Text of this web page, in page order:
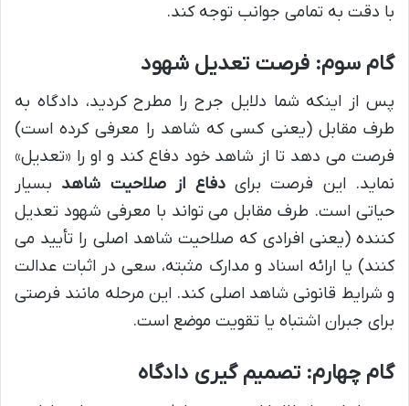
با دقت به تمامی جوانب توجه کند.
گام سوم: فرصت تعدیل شهود
پس از اینکه شما دلایل جرح را مطرح کردید، دادگاه به
طرف مقابل (یعنی کسی که شاهد را معرفی کرده است)
فرصت می دهد تا از شاهد خود دفاع کند و او را «تعدیل»
نماید. این فرصت برایدفاع از صلاحیت شاهد بسیار
حیاتی است. طرف مقابل می تواند با معرفی شهود تعدیل
کننده (یعنی افرادی که صلاحیت شاهد اصلی را تأیید می
کنند) یا ارائه اسناد و مدارک مثبته، سعی در اثبات عدالت
و شرایط قانونی شاهد اصلی کند. این مرحله مانند فرصتی
برای جبران اشتباه یا تقویت موضع است.
گام چهارم: تصمیم گیری دادگاه